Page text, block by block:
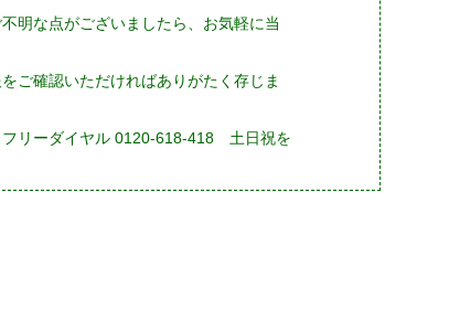
明な点がございましたら、お気軽に当
ご確認いただければありがたく存じま
フリーダイヤル 0120-618-418 土日祝を